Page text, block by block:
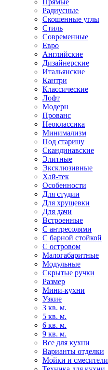
Прямые
Радиусные
Скошенные углы
Стиль
Современные
Евро
Английские
Дизайнерские
Итальянские
Кантри
Классические
Лофт
Модерн
Прованс
Неоклассика
Минимализм
Под старину
Скандинавские
Элитные
Эксклюзивные
Хай-тек
Особенности
Для студии
Для хрущевки
Для дачи
Встроенные
С антресолями
С барной стойкой
С островом
Малогабаритные
Модульные
Скрытые ручки
Размер
Мини-кухни
Узкие
3 кв. м.
5 кв. м.
6 кв. м.
9 кв. м.
Все для кухни
Варианты отделки
Мойки и смесители